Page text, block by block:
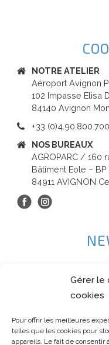
Gérer le
cookies
Pour offrir les meilleures
telles que les cookies pour
appareils. Le fait de consentir
NOTRE ATELIER
Aéroport Avignon
102 Impasse Elisa
84140 Avignon
+33 (0)4.90.800.700
NOS BUREAUX
AGROPARC / 160
Bâtiment Eole – BP
84911 AVIGNON